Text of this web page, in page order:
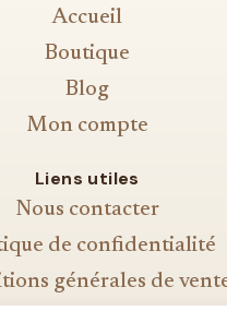
Accueil
Boutique
Blog
Mon compte
Liens utiles
Nous contacter
de confidentialité
générales de